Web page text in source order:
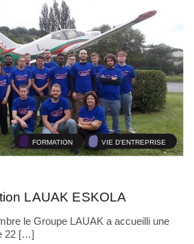
FORMATION VIE D'ENTREPRISE
LAUAK ESKOLA
le Groupe LAUAK a accueilli une
22 […]